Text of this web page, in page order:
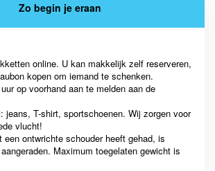
Zo begin je eraan
online. U kan makkelijk zelf reserveren,
kopen om iemand te schenken.
op voorhand aan te melden aan de
jeans, T-shirt, sportschoenen. Wij zorgen voor
vlucht!
een ontwrichte schouder heeft gehad, is
Maximum toegelaten gewicht is